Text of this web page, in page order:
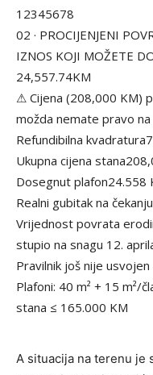
12345678
02 · PROCIJENJENI
IZNOS KOJI MOŽETE
24,557.74KM
⚠ Cijena (208,000 KM)
možda nemate pravo
Refundibilna kvadratura
Ukupna cijena stana
Dosegnut plafon24.558
Realni gubitak na
Vrijednost povrata
stupio na snagu 12.
Pravilnik još nije usvojen
Plafoni: 40 m² + 15 m²/
stana ≤ 165.000 KM
A situacija na terenu je